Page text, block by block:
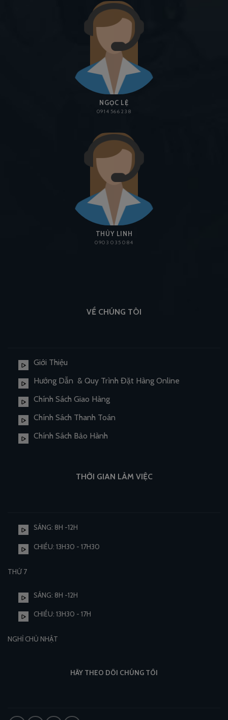
NGỌC LỆ
0914 566 238
THÙY LINH
0903 035 084
VỀ CHÚNG TÔI
Giới Thiệu
Hướng Dẫn & Quy Trình Đặt Hàng Online
Chính Sách Giao Hàng
Chính Sách Thanh Toán
Chính Sách Bảo Hành
THỜI GIAN LÀM VIỆC
SÁNG: 8H -12H
CHIỀU: 13H30 - 17H30
THỨ 7
SÁNG: 8H -12H
CHIỀU: 13H30 - 17H
NGHỈ CHỦ NHẬT
HÃY THEO DÕI CHÚNG TÔI